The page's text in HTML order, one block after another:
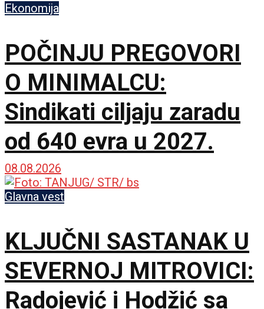
Ekonomija
POČINJU PREGOVORI
O MINIMALCU:
Sindikati ciljaju zaradu
od 640 evra u 2027.
08.08.2026
Glavna vest
KLJUČNI SASTANAK U
SEVERNOJ MITROVICI:
Radojević i Hodžić sa